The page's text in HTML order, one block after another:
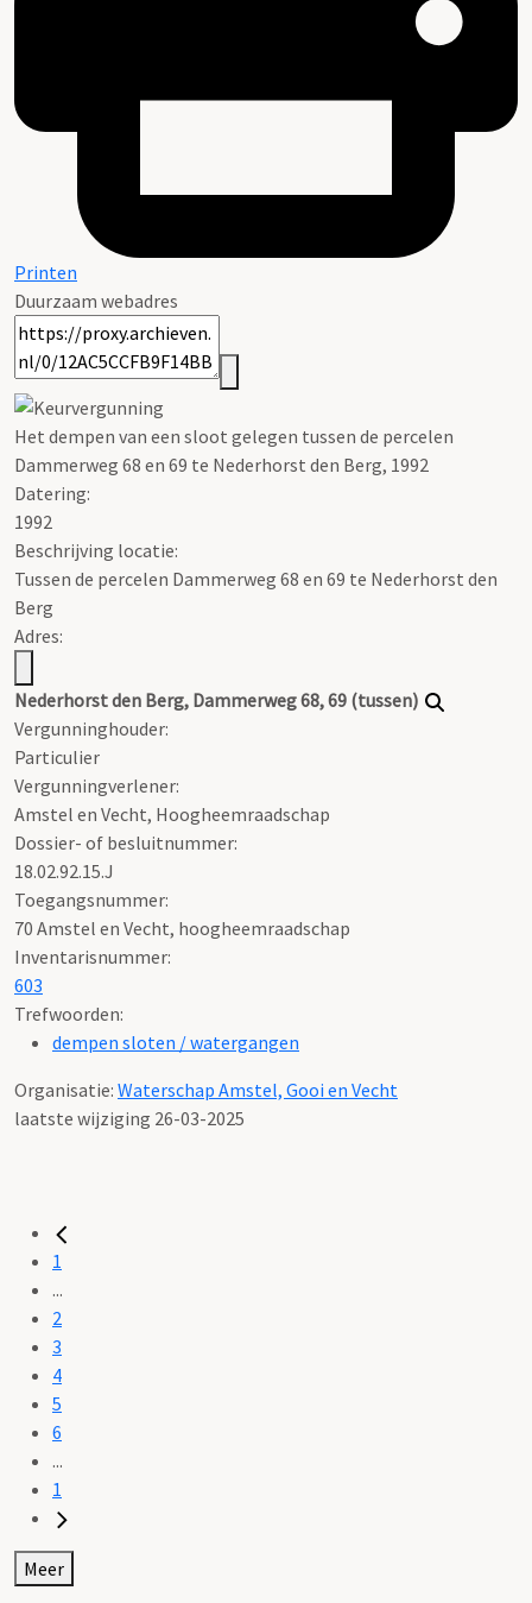
Printen
Duurzaam webadres
Het dempen van een sloot gelegen tussen de percelen
Dammerweg 68 en 69 te Nederhorst den Berg, 1992
Datering:
1992
Beschrijving locatie:
Tussen de percelen Dammerweg 68 en 69 te Nederhorst den
Berg
Adres:
Nederhorst den Berg, Dammerweg 68, 69 (tussen)
Vergunninghouder:
Particulier
Vergunningverlener:
Amstel en Vecht, Hoogheemraadschap
Dossier- of besluitnummer:
18.02.92.15.J
Toegangsnummer:
70 Amstel en Vecht, hoogheemraadschap
Inventarisnummer:
603
Trefwoorden:
dempen sloten / watergangen
Organisatie: Waterschap Amstel, Gooi en Vecht
laatste wijziging 26-03-2025
1
...
2
3
4
5
6
...
1
Meer